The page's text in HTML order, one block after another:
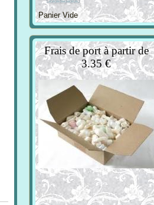
Panier Vide
Frais de port à partir de
3.35 €